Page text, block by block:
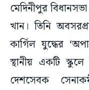
মেদিনীপুর
খান। তিনি
কার্গিল যুদ্ধের
স্থানীয় একটি
দেশসেবক